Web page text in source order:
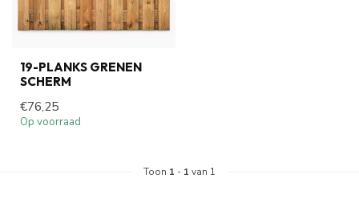
19-PLANKS GRENEN
SCHERM
€76,25
Op voorraad
Toon 1 - 1 van 1